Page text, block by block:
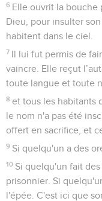
6 Elle ouvrit la bouche
Dieu, pour insulter
habitent dans le ciel.
7 Il lui fut permis de
vaincre. Elle reçut
toute langue et toute
8 et tous les habitants
le nom n'a pas été
offert en sacrifice, et
9 Si quelqu'un a des
10 Si quelqu'un fait
prisonnier. Si
l'épée. C'est ici que